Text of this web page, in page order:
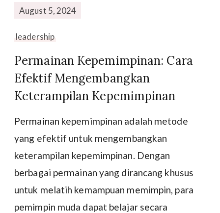
August 5, 2024
leadership
Permainan Kepemimpinan: Cara
Efektif Mengembangkan
Keterampilan Kepemimpinan
Permainan kepemimpinan adalah metode
yang efektif untuk mengembangkan
keterampilan kepemimpinan. Dengan
berbagai permainan yang dirancang khusus
untuk melatih kemampuan memimpin, para
pemimpin muda dapat belajar secara